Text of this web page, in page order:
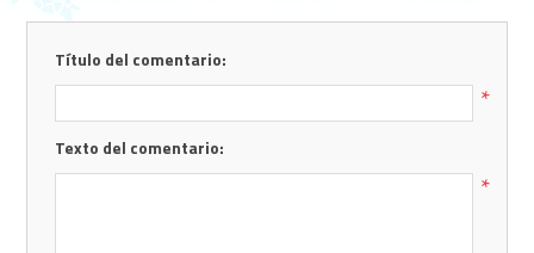
Título del comentario:
*
Texto del comentario:
*